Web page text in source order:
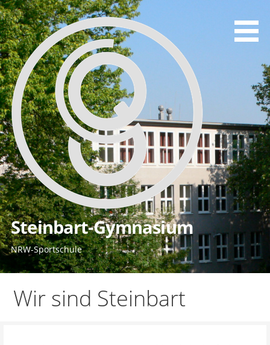
Zum
Inhalt
springen
Steinbart-Gymnasium
NRW-Sportschule
Wir sind Steinbart